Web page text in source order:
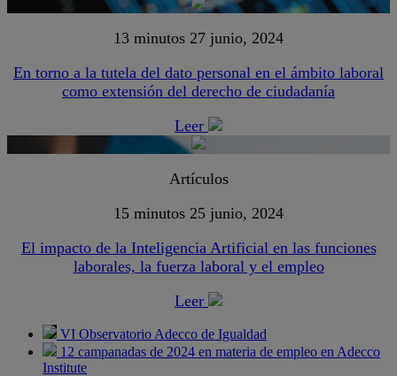
13 minutos 27 junio, 2024
En torno a la tutela del dato personal en el ámbito laboral
como extensión del derecho de ciudadanía
Leer
Artículos
15 minutos 25 junio, 2024
El impacto de la Inteligencia Artificial en las funciones
laborales, la fuerza laboral y el empleo
Leer
VI Observatorio Adecco de Igualdad
12 campanadas de 2024 en materia de empleo en Adecco
Institute